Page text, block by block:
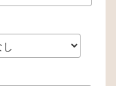
行うた
タを作
参考資料